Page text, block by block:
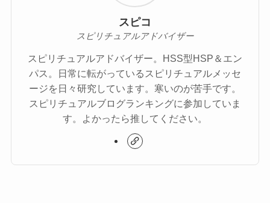
スピコ
スピリチュアルアドバイザー
スピリチュアルアドバイザー。HSS型HSP＆エン
パス。日常に転がっているスピリチュアルメッセ
ージを日々研究しています。寒いのが苦手です。
スピリチュアルブログランキングに参加していま
す。よかったら推してください。